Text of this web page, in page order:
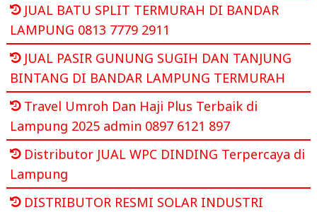
JUAL BATU SPLIT TERMURAH DI BANDAR
LAMPUNG 0813 7779 2911
JUAL PASIR GUNUNG SUGIH DAN TANJUNG
BINTANG DI BANDAR LAMPUNG TERMURAH
Travel Umroh Dan Haji Plus Terbaik di
Lampung 2025 admin 0897 6121 897
Distributor JUAL WPC DINDING Terpercaya di
Lampung
DISTRIBUTOR RESMI SOLAR INDUSTRI